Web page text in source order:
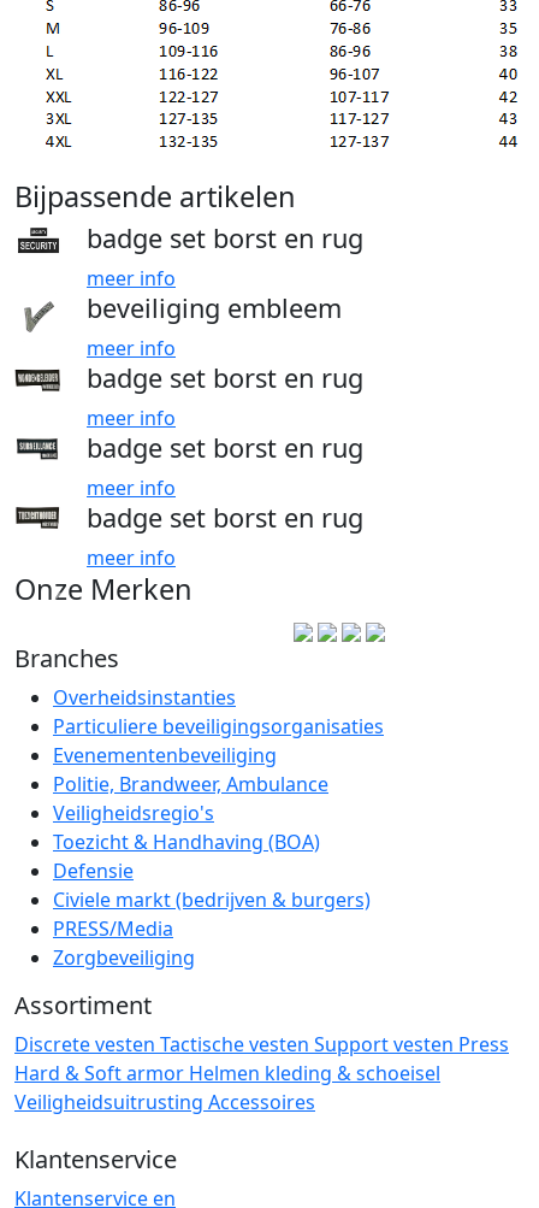
Bijpassende artikelen
badge set borst en rug
meer info
beveiliging embleem
meer info
badge set borst en rug
meer info
badge set borst en rug
meer info
badge set borst en rug
meer info
Onze Merken
Branches
Overheidsinstanties
Particuliere beveiligingsorganisaties
Evenementenbeveiliging
Politie, Brandweer, Ambulance
Veiligheidsregio's
Toezicht & Handhaving (BOA)
Defensie
Civiele markt (bedrijven & burgers)
PRESS/Media
Zorgbeveiliging
Assortiment
Discrete vesten Tactische vesten Support vesten Press
Hard & Soft armor Helmen kleding & schoeisel
Veiligheidsuitrusting Accessoires
Klantenservice
Klantenservice en